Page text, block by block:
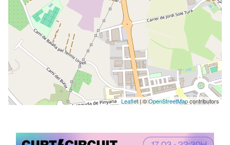
Leaflet| ©OpenStreetMapcontributors